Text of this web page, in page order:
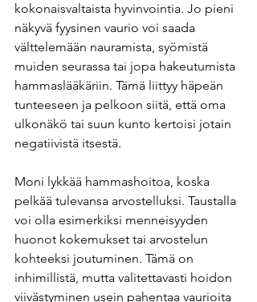
kokonaisvaltaista hyvinvointia. Jo pieni
näkyvä fyysinen vaurio voi saada
välttelemään nauramista, syömistä
muiden seurassa tai jopa hakeutumista
hammaslääkäriin. Tämä liittyy häpeän
tunteeseen ja pelkoon siitä, että oma
ulkonäkö tai suun kunto kertoisi jotain
negatiivistä itsestä.
Moni lykkää hammashoitoa, koska
pelkää tulevansa arvostelluksi. Taustalla
voi olla esimerkiksi menneisyyden
huonot kokemukset tai arvostelun
kohteeksi joutuminen. Tämä on
inhimillistä, mutta valitettavasti hoidon
viivästyminen usein pahentaa vaurioita